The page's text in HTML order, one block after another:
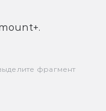
фрагмент